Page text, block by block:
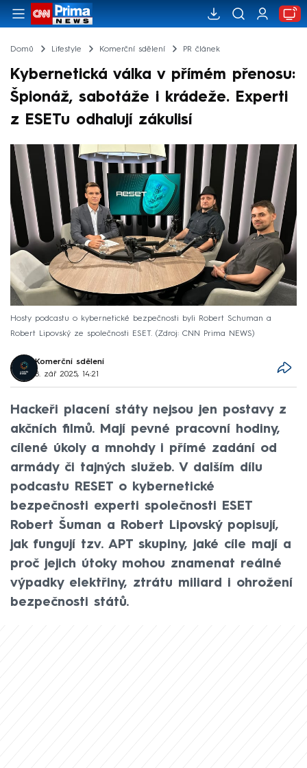
Domů Lifestyle Komerční sdělení PR článek
Kybernetická válka v přímém přenosu:
Špionáž, sabotáže i krádeže. Experti
z ESETu odhalují zákulisí
Hosty podcastu o kybernetické bezpečnosti byli Robert Schuman a
Robert Lipovský ze společnosti ESET.
Zdroj: CNN Prima NEWS
Komerční sdělení
8. zář 2025, 14:21
Hackeři placení státy nejsou jen postavy z
akčních filmů. Mají pevné pracovní hodiny,
cílené úkoly a mnohdy i přímé zadání od
armády či tajných služeb. V dalším dílu
podcastu RESET o kybernetické
bezpečnosti experti společnosti ESET
Robert Šuman a Robert Lipovský popisují,
jak fungují tzv. APT skupiny, jaké cíle mají a
proč jejich útoky mohou znamenat reálné
výpadky elektřiny, ztrátu miliard i ohrožení
bezpečnosti států.